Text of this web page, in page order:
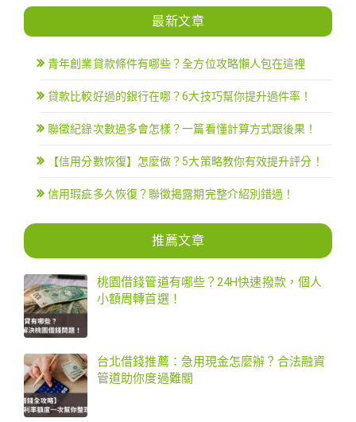
最新文章
青年創業貸款條件有哪些？全方位攻略懶人包在這裡
貸款比較好過的銀行在哪？6大技巧幫你提升過件率！
聯徵紀錄次數過多會怎樣？一篇看懂計算方式跟後果！
【信用分數恢復】怎麼做？5大策略教你有效提升評分！
信用瑕疵多久恢復？聯徵揭露期完整介紹別錯過！
推薦文章
桃園借錢管道有哪些？24H快速撥款，個人
小額周轉首選！
台北借錢推薦：急用現金怎麼辦？合法融資
管道助你度過難關